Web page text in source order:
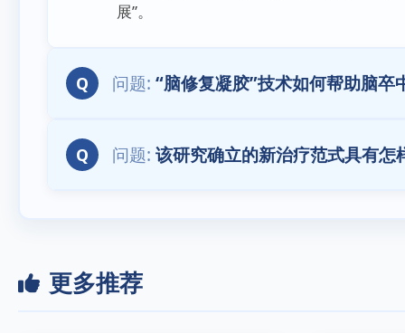
展”。
Q “脑修复凝胶”技术如何帮助脑卒
Q 该研究确立的新治疗范式具有怎
更多推荐